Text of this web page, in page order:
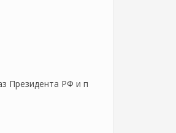
Президента РФ и п